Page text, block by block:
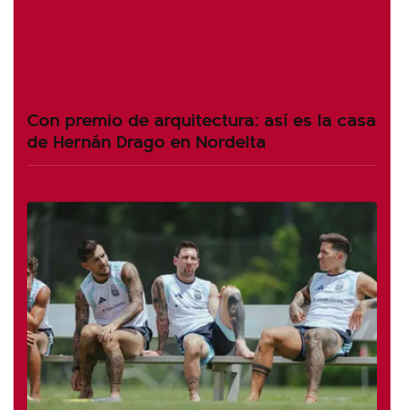
Con premio de arquitectura: así es la casa
de Hernán Drago en Nordelta